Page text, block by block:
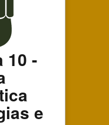
10 -
e